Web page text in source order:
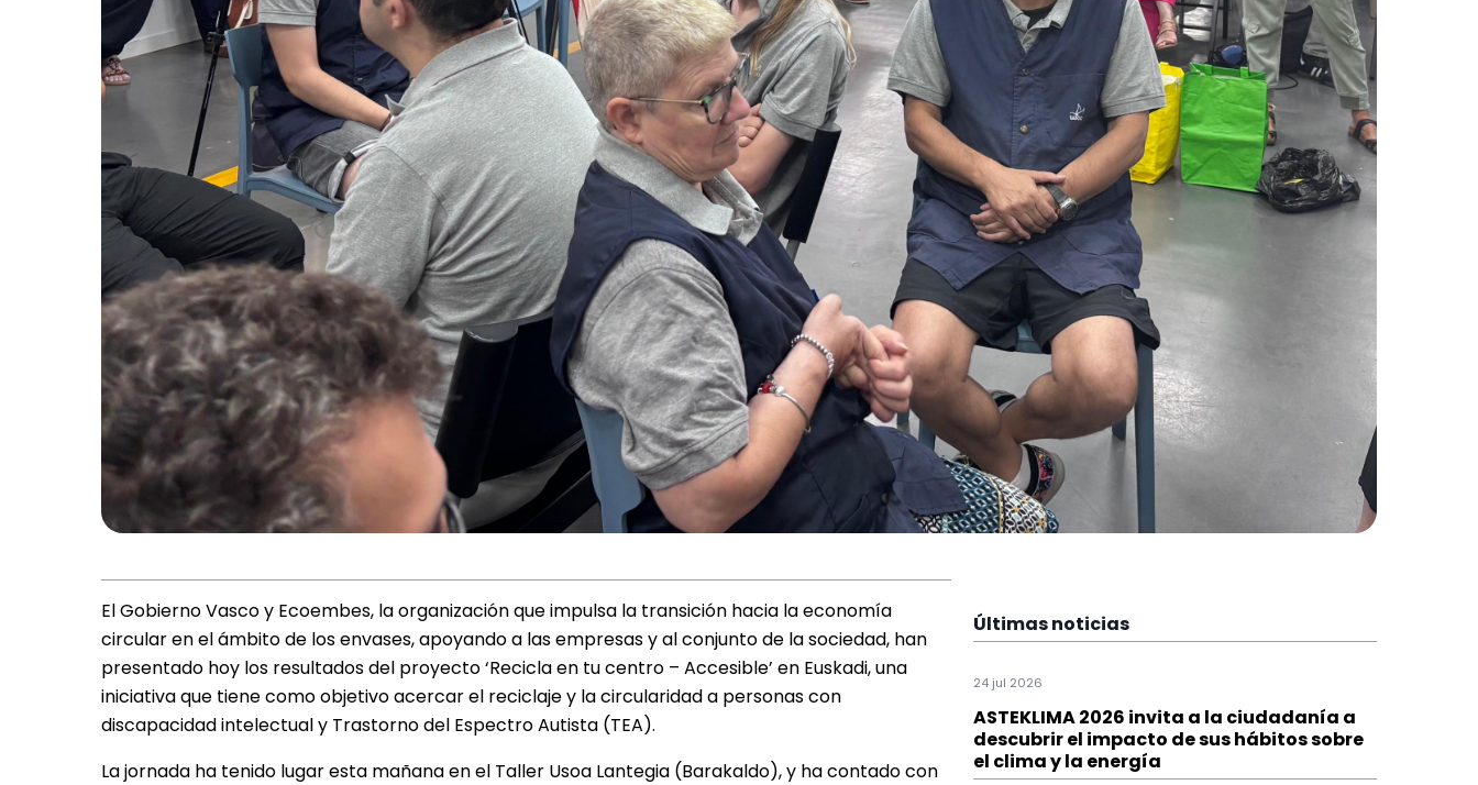
El Gobierno Vasco y Ecoembes, la organización que impulsa la transición hacia la economía
circular en el ámbito de los envases, apoyando a las empresas y al conjunto de la sociedad, han
presentado hoy los resultados del proyecto ‘Recicla en tu centro – Accesible’ en Euskadi, una
iniciativa que tiene como objetivo acercar el reciclaje y la circularidad a personas con
discapacidad intelectual y Trastorno del Espectro Autista (TEA).
La jornada ha tenido lugar esta mañana en el Taller Usoa Lantegia (Barakaldo), y ha contado con
Últimas noticias
24 jul 2026
ASTEKLIMA 2026 invita a la ciudadanía a
descubrir el impacto de sus hábitos sobre
el clima y la energía